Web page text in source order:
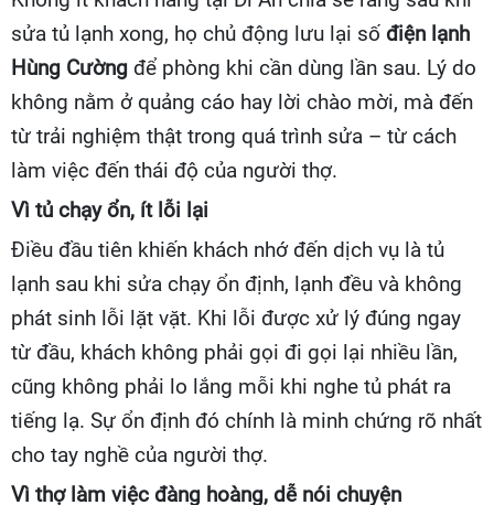
sửa tủ lạnh xong, họ chủ động lưu lại số điện lạnh
Hùng Cường để phòng khi cần dùng lần sau. Lý do
không nằm ở quảng cáo hay lời chào mời, mà đến
từ trải nghiệm thật trong quá trình sửa – từ cách
làm việc đến thái độ của người thợ.
Vì tủ chạy ổn, ít lỗi lại
Điều đầu tiên khiến khách nhớ đến dịch vụ là tủ
lạnh sau khi sửa chạy ổn định, lạnh đều và không
phát sinh lỗi lặt vặt. Khi lỗi được xử lý đúng ngay
từ đầu, khách không phải gọi đi gọi lại nhiều lần,
cũng không phải lo lắng mỗi khi nghe tủ phát ra
tiếng lạ. Sự ổn định đó chính là minh chứng rõ nhất
cho tay nghề của người thợ.
Vì thợ làm việc đàng hoàng, dễ nói chuyện